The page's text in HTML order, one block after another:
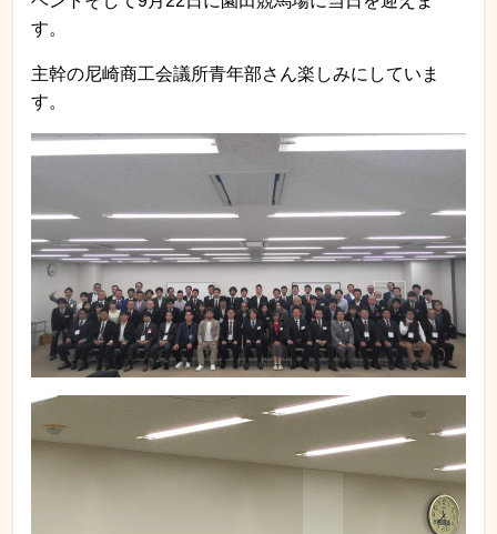
す。
主幹の尼崎商工会議所青年部さん楽しみにしていま
す。